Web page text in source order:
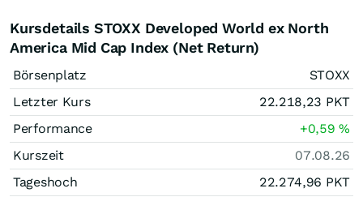
Kursdetails STOXX Developed World ex North
America Mid Cap Index (Net Return)
Börsenplatz
STOXX
Letzter Kurs
22.218,23 PKT
Performance
+0,59%
Kurszeit
07.08.26
Tageshoch
22.274,96 PKT